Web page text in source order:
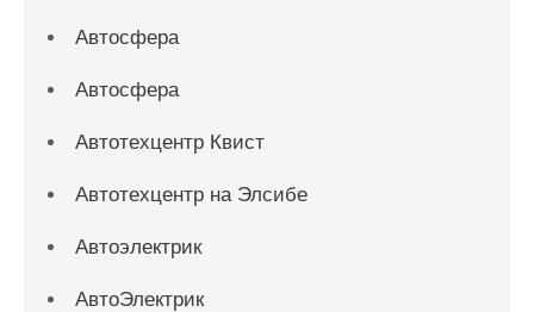
Автосфера
Автосфера
Автотехцентр Квист
Автотехцентр на Элсибе
Автоэлектрик
АвтоЭлектрик